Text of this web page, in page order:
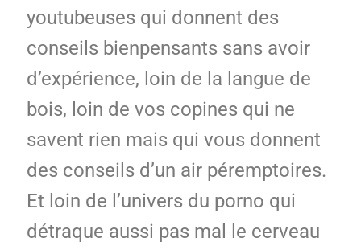
youtubeuses qui donnent des
conseils bienpensants sans avoir
d’expérience, loin de la langue de
bois, loin de vos copines qui ne
savent rien mais qui vous donnent
des conseils d’un air péremptoires.
Et loin de l’univers du porno qui
détraque aussi pas mal le cerveau